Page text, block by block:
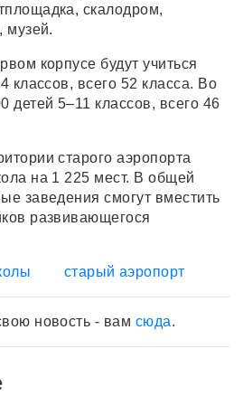
скалодром,
музей.
корпусе будут учиться
классов, всего 52 класса. Во
детей 5–11 классов, всего 46
старого аэропорта
на 1 225 мест. В общей
заведения смогут вместить
развивающегося
старый аэропорт
новость - вам сюда.